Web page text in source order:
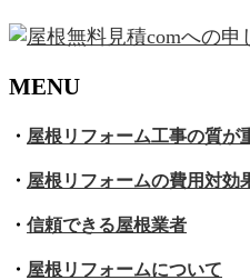
MENU
・ 屋根リフォーム工事の質が
・ 屋根リフォームの費用対効
・ 信頼できる屋根業者
・ 屋根リフォームについて